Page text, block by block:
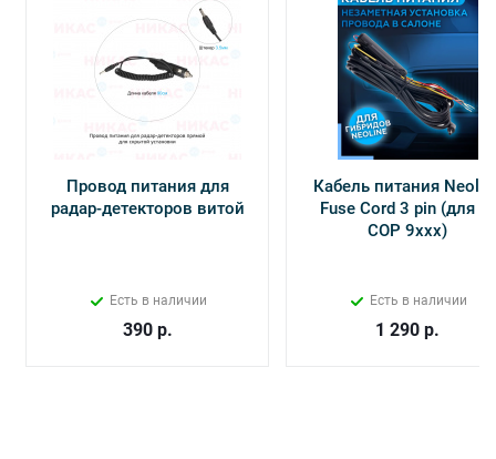
Провод питания для
радар-детекторов витой
Есть в наличии
390р.
Кабель питания
Fuse Cord 3 pin (для Х-
СОР 9ххх)
Есть в наличии
1 290 р.